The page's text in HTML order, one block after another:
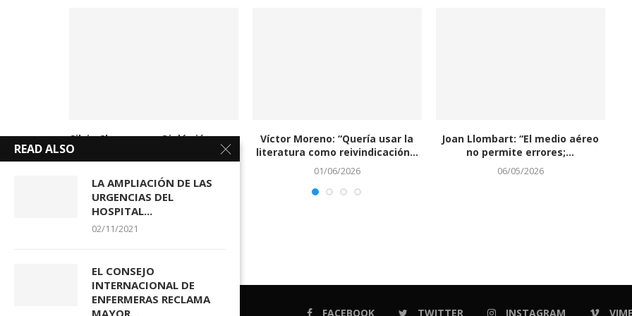
décadas
Silvia Chamorro: «Ojalá viéramos
Víctor Moreno: “Quería usar la
literatura como reivindicación...
01/06/2026
Joan Llombart: “El medio aéreo
no permite errores;...
06/05/2026
FACEBOOK TWITTER INSTAGRAM
READ ALSO
LA AMPLIACIÓN DE LAS
URGENCIAS DEL
HOSPITAL...
02/11/2021
EL CONSEJO
INTERNACIONAL DE
ENFERMERAS RECLAMA
MAYOR...